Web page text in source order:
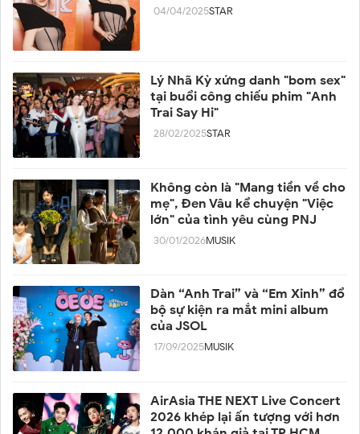
04/04/2025STAR
Lý Nhã Kỳ xứng danh "bom sex"
tại buổi công chiếu phim "Anh
Trai Say Hi"
28/02/2025STAR
Không còn là "Mang tiền về cho
mẹ", Đen Vâu kể chuyện "Việc
lớn" của tình yêu cùng PNJ
30/01/2026MUSIK
Dàn “Anh Trai” và “Em Xinh” đổ
bộ sự kiện ra mắt mini album
của JSOL
17/09/2025MUSIK
AirAsia THE NEXT Live Concert
2026 khép lại ấn tượng với hơn